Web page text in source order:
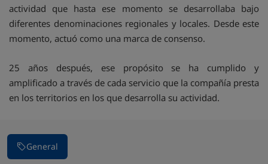
actividad que hasta ese momento se desarrollaba bajo
diferentes denominaciones regionales y locales. Desde este
momento, actuó como una marca de consenso.
25 años después, ese propósito se ha cumplido y
amplificado a través de cada servicio que la compañía presta
en los territorios en los que desarrolla su actividad.
General